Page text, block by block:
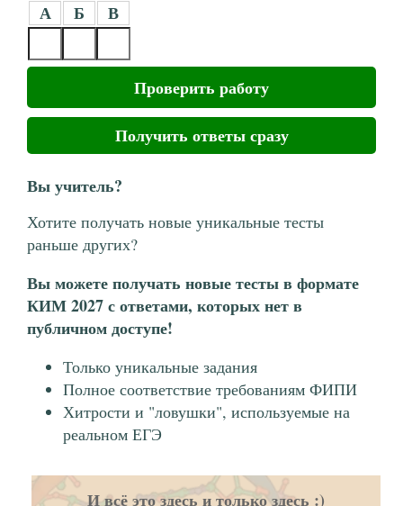
А Б В
Проверить работу
Получить ответы сразу
Вы учитель?
Хотите получать новые уникальные тесты
раньше других?
Вы можете получать новые тесты в формате
КИМ 2027 с ответами, которых нет в
публичном доступе!
Только уникальные задания
Полное соответствие требованиям ФИПИ
Хитрости и "ловушки", используемые на
реальном ЕГЭ
И всё это здесь и только здесь :)